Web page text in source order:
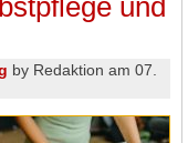
und
by Redaktion am 07.